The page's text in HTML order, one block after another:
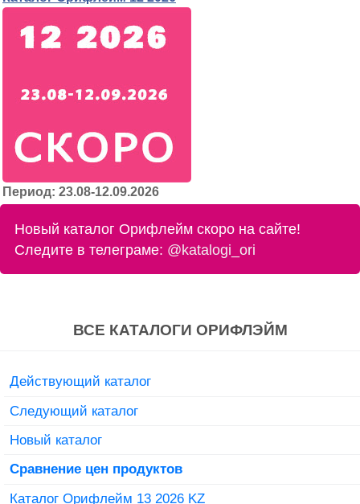
Период: 23.08-12.09.2026
Новый каталог Орифлейм скоро на сайте!
Следите в телеграме: @katalogi_ori
ВСЕ КАТАЛОГИ ОРИФЛЭЙМ
Действующий каталог
Следующий каталог
Новый каталог
Сравнение цен продуктов
Каталог Орифлейм 13 2026 KZ